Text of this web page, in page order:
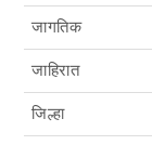
जागतिक
जाहिरात
जिल्हा